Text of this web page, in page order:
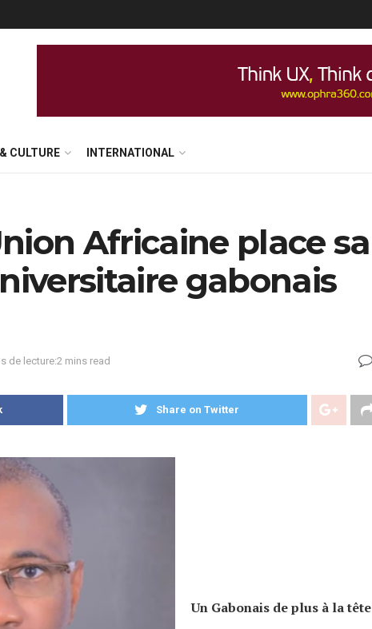
CULTURE INTERNATIONAL
Africaine place sa
gabonais
de lecture:2 mins read
Share on Twitter
Un Gabonais de plus à la tête